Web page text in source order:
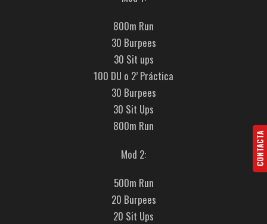
800m Run
30 Burpees
30 Sit ups
100 DU o 2’ Práctica
30 Burpees
30 Sit Ups
800m Run
Mod 2:
500m Run
20 Burpees
20 Sit Ups
CONTACTA